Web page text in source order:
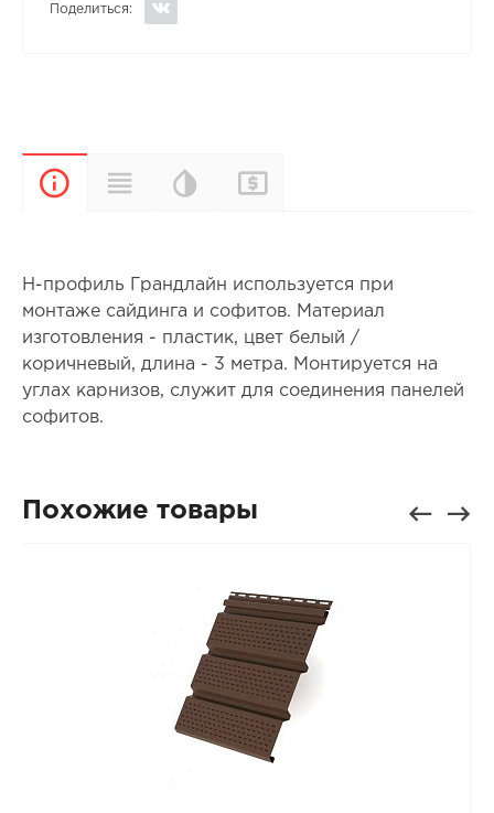
Поделиться:
ОписаниеХарактеристики
Цветовая
палитра
H-профиль Грандлайн используется при
монтаже сайдинга и софитов. Материал
изготовления - пластик, цвет белый /
коричневый, длина - 3 метра. Монтируется на
углах карнизов, служит для соединения панелей
софитов.
Похожие товары